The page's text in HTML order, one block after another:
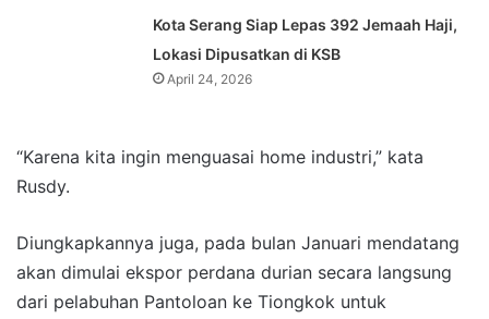
Kota Serang Siap Lepas 392 Jemaah Haji,
Lokasi Dipusatkan di KSB
April 24, 2026
“Karena kita ingin menguasai home industri,” kata
Rusdy.
Diungkapkannya juga, pada bulan Januari mendatang
akan dimulai ekspor perdana durian secara langsung
dari pelabuhan Pantoloan ke Tiongkok untuk